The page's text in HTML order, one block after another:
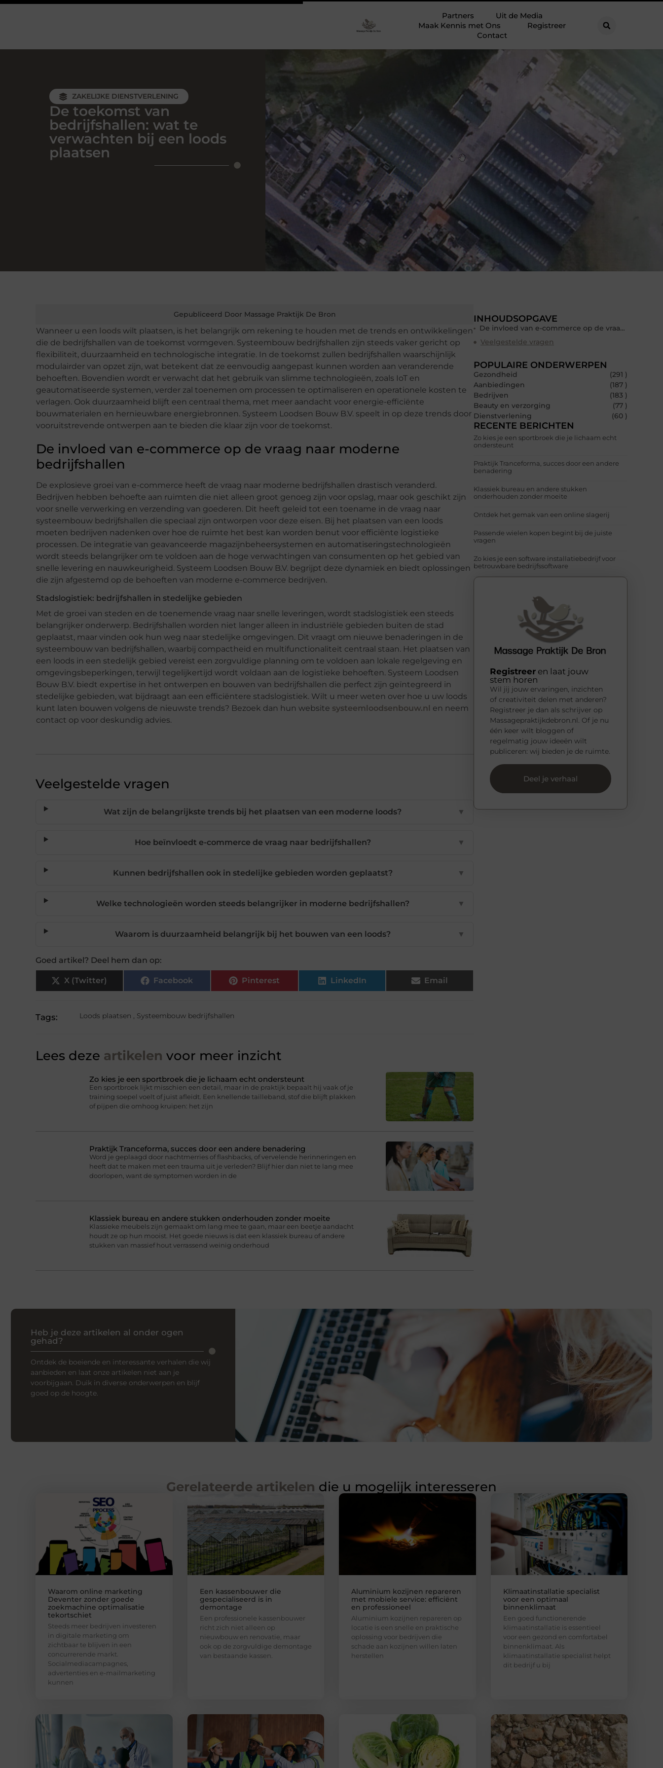
Partners
Uit de Media
Maak Kennis met Ons
Registreer
Contact
ZAKELIJKE DIENSTVERLENING
De toekomst van
bedrijfshallen: wat te
verwachten bij een loods
plaatsen
Gepubliceerd Door Massage Praktijk De Bron
Wanneer u een loods wilt plaatsen, is het belangrijk om rekening te houden met de trends en ontwikkelingen
die de bedrijfshallen van de toekomst vormgeven. Systeembouw bedrijfshallen zijn steeds vaker gericht op
flexibiliteit, duurzaamheid en technologische integratie. In de toekomst zullen bedrijfshallen waarschijnlijk
modulairder van opzet zijn, wat betekent dat ze eenvoudig aangepast kunnen worden aan veranderende
behoeften. Bovendien wordt er verwacht dat het gebruik van slimme technologieën, zoals IoT en
geautomatiseerde systemen, verder zal toenemen om processen te optimaliseren en operationele kosten te
verlagen. Ook duurzaamheid blijft een centraal thema, met meer aandacht voor energie-efficiënte
bouwmaterialen en hernieuwbare energiebronnen. Systeem Loodsen Bouw B.V. speelt in op deze trends door
vooruitstrevende ontwerpen aan te bieden die klaar zijn voor de toekomst.
De invloed van e-commerce op de vraag naar moderne
bedrijfshallen
De explosieve groei van e-commerce heeft de vraag naar moderne bedrijfshallen drastisch veranderd.
Bedrijven hebben behoefte aan ruimten die niet alleen groot genoeg zijn voor opslag, maar ook geschikt zijn
voor snelle verwerking en verzending van goederen. Dit heeft geleid tot een toename in de vraag naar
systeembouw bedrijfshallen die speciaal zijn ontworpen voor deze eisen. Bij het plaatsen van een loods
moeten bedrijven nadenken over hoe de ruimte het best kan worden benut voor efficiënte logistieke
processen. De integratie van geavanceerde magazijnbeheersystemen en automatiseringstechnologieën
wordt steeds belangrijker om te voldoen aan de hoge verwachtingen van consumenten op het gebied van
snelle levering en nauwkeurigheid. Systeem Loodsen Bouw B.V. begrijpt deze dynamiek en biedt oplossingen
die zijn afgestemd op de behoeften van moderne e-commerce bedrijven.
Stadslogistiek: bedrijfshallen in stedelijke gebieden
Met de groei van steden en de toenemende vraag naar snelle leveringen, wordt stadslogistiek een steeds
belangrijker onderwerp. Bedrijfshallen worden niet langer alleen in industriële gebieden buiten de stad
geplaatst, maar vinden ook hun weg naar stedelijke omgevingen. Dit vraagt om nieuwe benaderingen in de
systeembouw van bedrijfshallen, waarbij compactheid en multifunctionaliteit centraal staan. Het plaatsen van
een loods in een stedelijk gebied vereist een zorgvuldige planning om te voldoen aan lokale regelgeving en
omgevingsbeperkingen, terwijl tegelijkertijd wordt voldaan aan de logistieke behoeften. Systeem Loodsen
Bouw B.V. biedt expertise in het ontwerpen en bouwen van bedrijfshallen die perfect zijn geïntegreerd in
stedelijke gebieden, wat bijdraagt aan een efficiëntere stadslogistiek. Wilt u meer weten over hoe u uw loods
kunt laten bouwen volgens de nieuwste trends? Bezoek dan hun website systeemloodsenbouw.nl en neem
contact op voor deskundig advies.
Veelgestelde vragen
Wat zijn de belangrijkste trends bij het plaatsen van een moderne loods? ▼
Hoe beïnvloedt e-commerce de vraag naar bedrijfshallen? ▼
Kunnen bedrijfshallen ook in stedelijke gebieden worden geplaatst? ▼
Welke technologieën worden steeds belangrijker in moderne bedrijfshallen? ▼
Waarom is duurzaamheid belangrijk bij het bouwen van een loods? ▼
Goed artikel? Deel hem dan op:
X (Twitter) Facebook Pinterest LinkedIn Email
Tags: Loods plaatsen , Systeembouw bedrijfshallen
Lees deze artikelen voor meer inzicht
Zo kies je een sportbroek die je lichaam echt ondersteunt
Een sportbroek lijkt misschien een detail, maar in de praktijk bepaalt hij vaak of je
training soepel voelt of juist afleidt. Een knellende tailleband, stof die blijft plakken
of pijpen die omhoog kruipen: het zijn
Praktijk Tranceforma, succes door een andere benadering
Word je geplaagd door nachtmerries of flashbacks, of vervelende herinneringen en
heeft dat te maken met een trauma uit je verleden? Blijf hier dan niet te lang mee
doorlopen, want de symptomen worden in de
Klassiek bureau en andere stukken onderhouden zonder moeite
Klassieke meubels zijn gemaakt om lang mee te gaan, maar een beetje aandacht
houdt ze op hun mooist. Het goede nieuws is dat een klassiek bureau of andere
stukken van massief hout verrassend weinig onderhoud
INHOUDSOPGAVE
De invloed van e-commerce op de vraag naar moderne bedrijfshallen
Veelgestelde vragen
POPULAIRE ONDERWERPEN
Gezondheid
(291 )
Aanbiedingen
(187 )
Bedrijven
(183 )
Beauty en verzorging
(77 )
Dienstverlening
(60 )
RECENTE BERICHTEN
Zo kies je een sportbroek die je lichaam echt
ondersteunt
Praktijk Tranceforma, succes door een andere
benadering
Klassiek bureau en andere stukken
onderhouden zonder moeite
Ontdek het gemak van een online slagerij
Passende wielen kopen begint bij de juiste
vragen
Zo kies je een software installatiebedrijf voor
betrouwbare bedrijfssoftware
Registreer en laat jouw
stem horen
Wil jij jouw ervaringen, inzichten
of creativiteit delen met anderen?
Registreer je dan als schrijver op
Massagepraktijkdebron.nl. Of je nu
één keer wilt bloggen of
regelmatig jouw ideeën wilt
publiceren: wij bieden je de ruimte.
Deel je verhaal
Heb je deze artikelen al onder ogen
gehad?
Ontdek de boeiende en interessante verhalen die wij
aanbieden en laat onze artikelen niet aan je
voorbijgaan. Duik in diverse onderwerpen en blijf
goed op de hoogte.
Gerelateerde artikelen die u mogelijk interesseren
Waarom online marketing
Deventer zonder goede
zoekmachine optimalisatie
tekortschiet
Steeds meer bedrijven investeren
in digitale marketing om
zichtbaar te blijven in een
concurrerende markt.
Socialmediacampagnes,
advertenties en e-mailmarketing
kunnen
Een kassenbouwer die
gespecialiseerd is in
demontage
Een professionele kassenbouwer
richt zich niet alleen op
nieuwbouw en renovatie, maar
ook op de zorgvuldige demontage
van bestaande kassen.
Aluminium kozijnen repareren
met mobiele service: efficiënt
en professioneel
Aluminium kozijnen repareren op
locatie is een snelle en praktische
oplossing voor bedrijven die
schade aan kozijnen willen laten
herstellen
Klimaatinstallatie specialist
voor een optimaal
binnenklimaat
Een goed functionerende
klimaatinstallatie is essentieel
voor een gezond en comfortabel
binnenklimaat. Als
klimaatinstallatie specialist helpt
dit bedrijf u bij